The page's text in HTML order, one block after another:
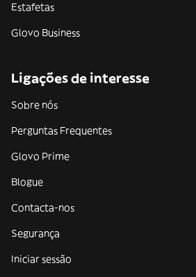
Estafetas
Glovo Business
Ligações de interesse
Sobre nós
Perguntas Frequentes
Glovo Prime
Blogue
Contacta-nos
Segurança
Iniciar sessão